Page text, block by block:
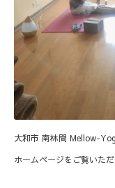
大和市 南林間 Mellow-
ホームページをご覧いた